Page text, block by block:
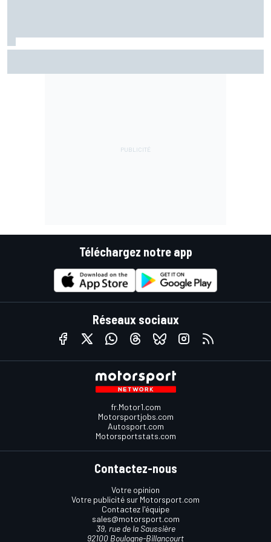
Téléchargez notre app
Réseaux sociaux
fr.Motor1.com
Motorsportjobs.com
Autosport.com
Motorsportstats.com
Contactez-nous
Votre opinion
Votre publicité sur Motorsport.com
Contactez l'équipe
sales@motorsport.com
39, rue de la Saussière
92100 Boulogne-Billancourt